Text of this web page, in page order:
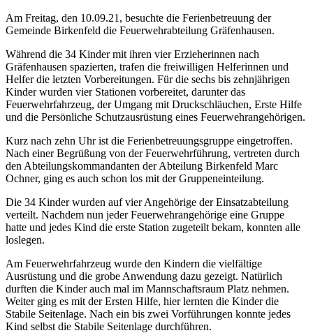
Am Freitag, den 10.09.21, besuchte die Ferienbetreuung der
Gemeinde Birkenfeld die Feuerwehrabteilung Gräfenhausen.
Während die 34 Kinder mit ihren vier Erzieherinnen nach
Gräfenhausen spazierten, trafen die freiwilligen Helferinnen und
Helfer die letzten Vorbereitungen. Für die sechs bis zehnjährigen
Kinder wurden vier Stationen vorbereitet, darunter das
Feuerwehrfahrzeug, der Umgang mit Druckschläuchen, Erste Hilfe
und die Persönliche Schutzausrüstung eines Feuerwehrangehörigen.
Kurz nach zehn Uhr ist die Ferienbetreuungsgruppe eingetroffen.
Nach einer Begrüßung von der Feuerwehrführung, vertreten durch
den Abteilungskommandanten der Abteilung Birkenfeld Marc
Ochner, ging es auch schon los mit der Gruppeneinteilung.
Die 34 Kinder wurden auf vier Angehörige der Einsatzabteilung
verteilt. Nachdem nun jeder Feuerwehrangehörige eine Gruppe
hatte und jedes Kind die erste Station zugeteilt bekam, konnten alle
loslegen.
Am Feuerwehrfahrzeug wurde den Kindern die vielfältige
Ausrüstung und die grobe Anwendung dazu gezeigt. Natürlich
durften die Kinder auch mal im Mannschaftsraum Platz nehmen.
Weiter ging es mit der Ersten Hilfe, hier lernten die Kinder die
Stabile Seitenlage. Nach ein bis zwei Vorführungen konnte jedes
Kind selbst die Stabile Seitenlage durchführen.